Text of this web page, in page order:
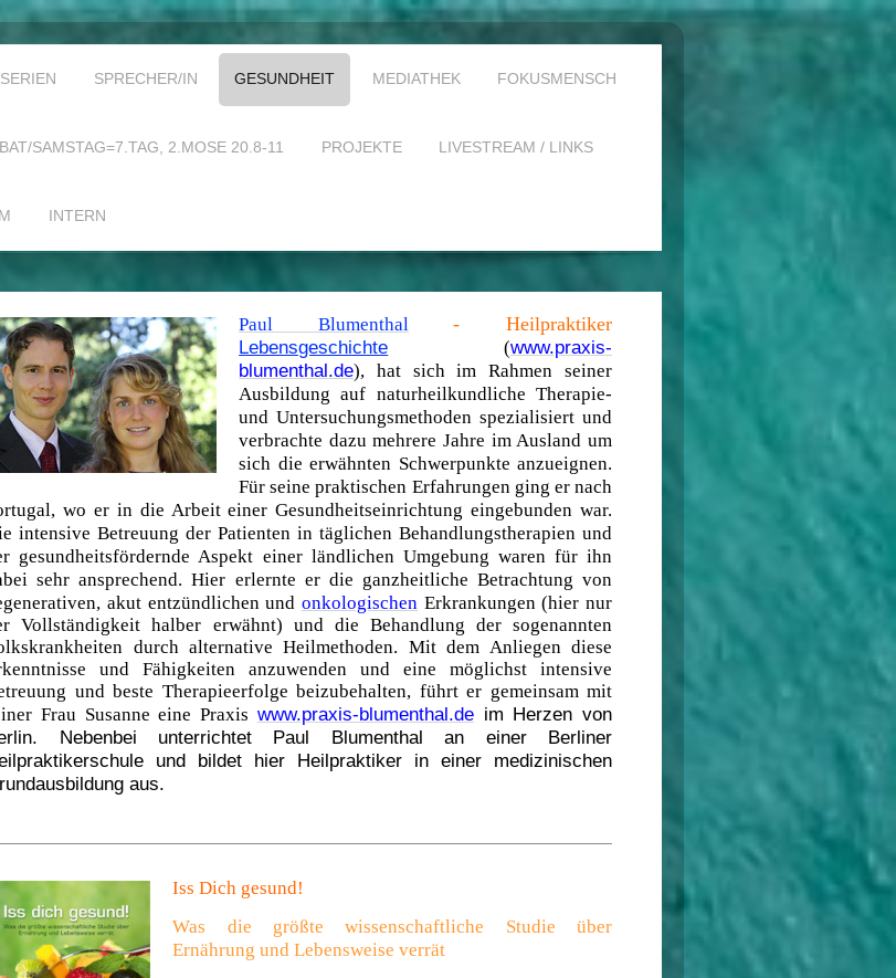
SERIEN SPRECHER/IN GESUNDHEIT MEDIATHEK FOKUSMENSCH
SAMSTAG=7.TAG, 2.MOSE 20.8-11 PROJEKTE LIVESTREAM / LINKS
INTERN
Paul Blumenthal
- Heilpraktiker
Lebensgeschichte
(www.praxis-
blumenthal.de), hat sich im Rahmen seiner
Ausbildung auf naturheilkundliche Therapie-
und Untersuchungsmethoden spezialisiert und
verbrachte dazu mehrere Jahre im Ausland um
sich die erwähnten Schwerpunkte anzueignen.
Für seine praktischen Erfahrungen ging er nach
wo er in die Arbeit einer Gesundheitseinrichtung eingebunden war.
intensive Betreuung der Patienten in täglichen Behandlungstherapien und
gesundheitsfördernde Aspekt einer ländlichen Umgebung waren für ihn
sehr ansprechend. Hier erlernte er die ganzheitliche Betrachtung von
akut entzündlichen und onkologischen Erkrankungen (hier nur
Vollständigkeit halber erwähnt) und die Behandlung der sogenannten
durch alternative Heilmethoden. Mit dem Anliegen diese
und Fähigkeiten anzuwenden und eine möglichst intensive
und beste Therapieerfolge beizubehalten, führt er gemeinsam mit
Frau Susanne eine Praxis www.praxis-blumenthal.de im Herzen von
Nebenbei unterrichtet Paul Blumenthal an einer Berliner
und bildet hier Heilpraktiker in einer medizinischen
aus.
Iss Dich gesund!
Was die größte wissenschaftliche Studie über
Ernährung und Lebensweise verrät